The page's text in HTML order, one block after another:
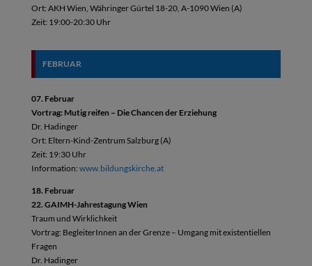
Ort: AKH Wien, Währinger Gürtel 18-20, A-1090 Wien (A)
Zeit: 19:00-20:30 Uhr
FEBRUAR
07. Februar
Vortrag: Mutig reifen – Die Chancen der Erziehung
Dr. Hadinger
Ort: Eltern-Kind-Zentrum Salzburg (A)
Zeit: 19:30 Uhr
Information: www.bildungskirche.at
18. Februar
22. GAIMH-Jahrestagung Wien
Traum und Wirklichkeit
Vortrag: BegleiterInnen an der Grenze – Umgang mit existentiellen
Fragen
Dr. Hadinger